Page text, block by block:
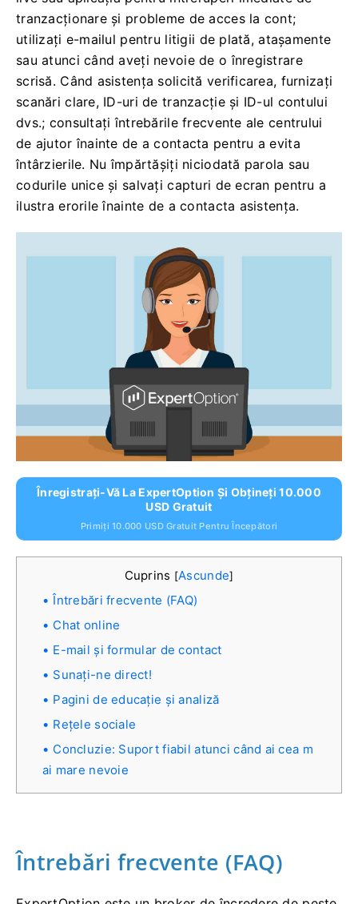
tranzacționare și probleme de acces la cont;
utilizați e-mailul pentru litigii de plată, atașamente
sau atunci când aveți nevoie de o înregistrare
scrisă. Când asistența solicită verificarea, furnizați
scanări clare, ID-uri de tranzacție și ID-ul contului
dvs.; consultați întrebările frecvente ale centrului
de ajutor înainte de a contacta pentru a evita
întârzierile. Nu împărtășiți niciodată parola sau
codurile unice și salvați capturi de ecran pentru a
ilustra erorile înainte de a contacta asistența.
Înregistrați-Vă La ExpertOption Și Obțineți 10.000
USD Gratuit
Primiți 10.000 USD Gratuit Pentru Începători
Cuprins [Ascunde]
Întrebări frecvente (FAQ)
Chat online
E-mail și formular de contact
Sunați-ne direct!
Pagini de educație și analiză
Rețele sociale
Concluzie: Suport fiabil atunci când ai cea m
ai mare nevoie
Întrebări frecvente (FAQ)